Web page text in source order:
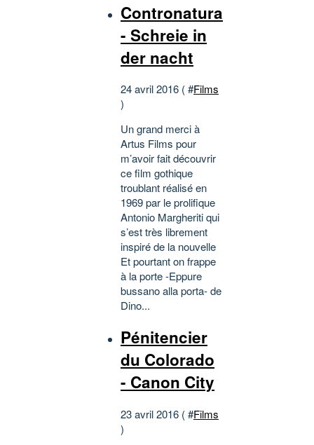
Contronatura
- Schreie in
der nacht
24 avril 2016 ( #Films
)
Un grand merci à
Artus Films pour
m’avoir fait découvrir
ce film gothique
troublant réalisé en
1969 par le prolifique
Antonio Margheriti qui
s’est très librement
inspiré de la nouvelle
Et pourtant on frappe
à la porte -Eppure
bussano alla porta- de
Dino...
Pénitencier
du Colorado
- Canon City
23 avril 2016 ( #Films
)